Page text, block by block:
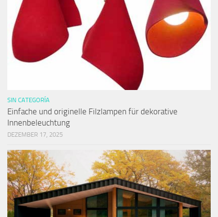
SIN CATEGORÍA
Einfache und originelle Filzlampen für dekorative
Innenbeleuchtung
DEZEMBER 17, 2025